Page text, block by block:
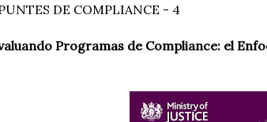
DE COMPLIANCE - 4
Programas de Compliance: el